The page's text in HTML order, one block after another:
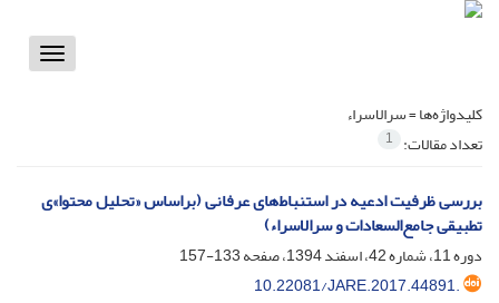
Toggle
کلیدواژه‌ها =سرالاسراء
تعداد مقالات: 1
بررسی ظرفیت ادعیه در استنباط‌های عرفانی (بر‌اساس «تحلیل محتوا»ی
تطبیقی جامع‌السعادات و سرالاسراء)
دوره 11، شماره 42، اسفند 1394، صفحه
133-157
10.22081/JARE.2017.44891.